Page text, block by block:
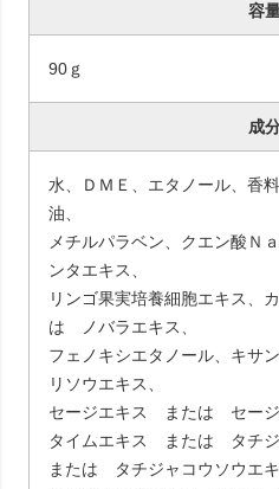
容
90ｇ
成
水、ＤＭＥ、エタノール、香
油、
メチルパラベン、クエン酸Ｎ
ンタエキス、
リンゴ果実培養細胞エキス、
は ノバラエキス、
フェノキシエタノール、キサ
リソウエキス、
セージエキス または セージ
タイムエキス または タチ
または タチジャコウソウエキ